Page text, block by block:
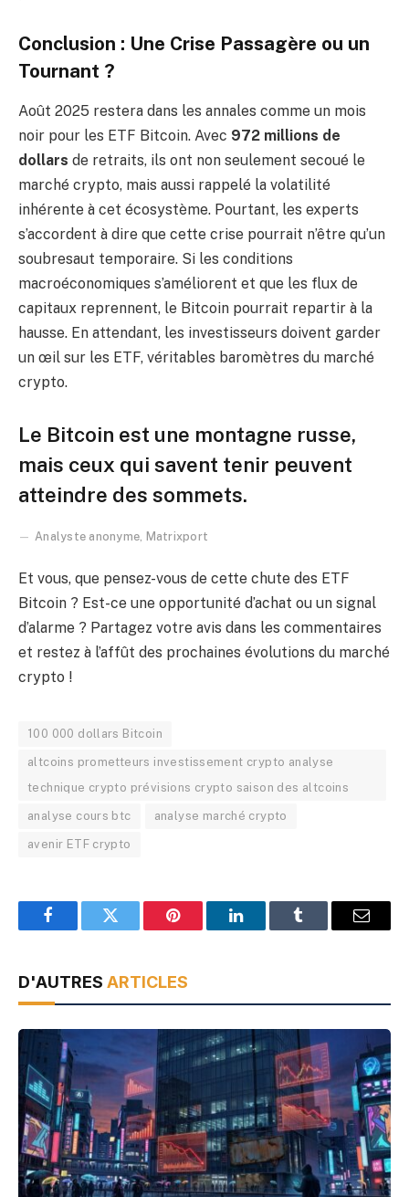
Conclusion : Une Crise Passagère ou un
Tournant ?
Août 2025 restera dans les annales comme un mois
noir pour les ETF Bitcoin. Avec 972 millions de
dollars de retraits, ils ont non seulement secoué le
marché crypto, mais aussi rappelé la volatilité
inhérente à cet écosystème. Pourtant, les experts
s’accordent à dire que cette crise pourrait n’être qu’un
soubresaut temporaire. Si les conditions
macroéconomiques s’améliorent et que les flux de
capitaux reprennent, le Bitcoin pourrait repartir à la
hausse. En attendant, les investisseurs doivent garder
un œil sur les ETF, véritables baromètres du marché
crypto.
Le Bitcoin est une montagne russe,
mais ceux qui savent tenir peuvent
atteindre des sommets.
Analyste anonyme, Matrixport
Et vous, que pensez-vous de cette chute des ETF
Bitcoin ? Est-ce une opportunité d’achat ou un signal
d’alarme ? Partagez votre avis dans les commentaires
et restez à l’affût des prochaines évolutions du marché
crypto !
100 000 dollars Bitcoin
altcoins prometteurs investissement crypto analyse
technique crypto prévisions crypto saison des altcoins
analyse cours btc analyse marché crypto
avenir ETF crypto
FacebookTwitter Pinterest LinkedInTumblr Email
D'AUTRES ARTICLES